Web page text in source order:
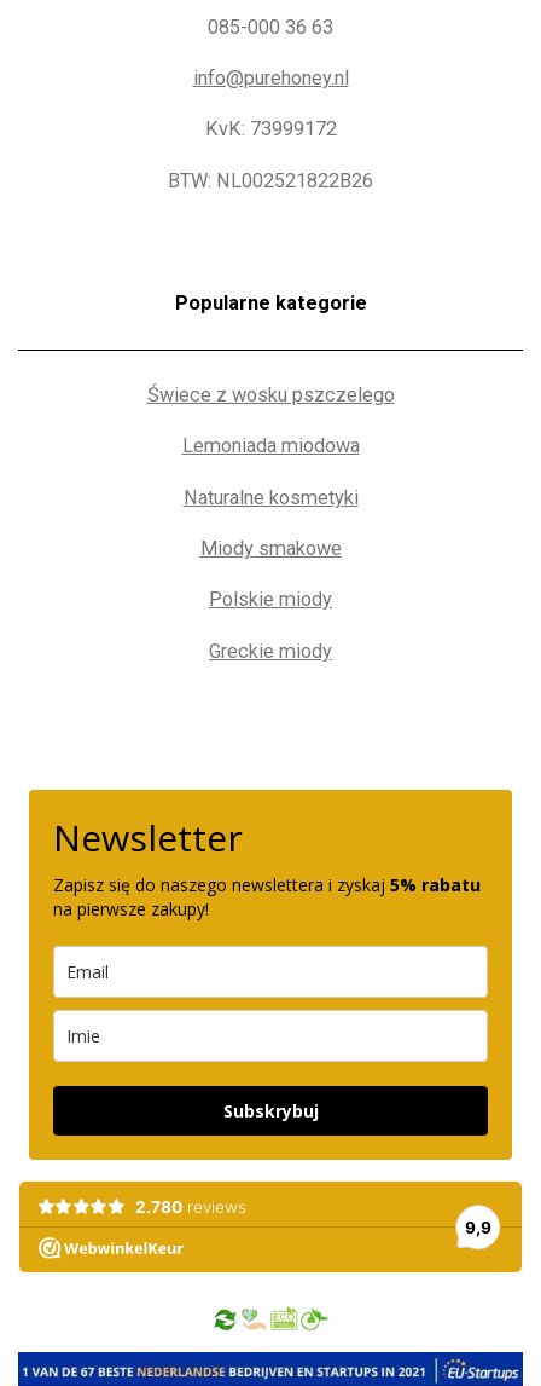
085-000 36 63
info@purehoney.nl
KvK: 73999172
BTW: NL002521822B26
Popularne kategorie
Świece z wosku pszczelego
Lemoniada miodowa
Naturalne kosmetyki
Miody smakowe
Polskie miody
Greckie miody
Newsletter
Zapisz się do naszego newslettera i zyskaj 5% rabatu
na pierwsze zakupy!
Subskrybuj